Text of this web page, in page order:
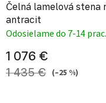
Čelná lamelová stena
antracit
Odosielame do 7-14
1 076 €
1 435 € (–25 %)